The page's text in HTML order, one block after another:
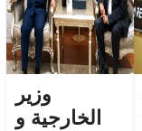
وزير
الخارجية و